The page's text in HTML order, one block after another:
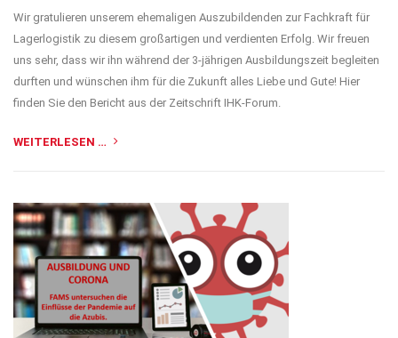
Wir gratulieren unserem ehemaligen Auszubildenden zur Fachkraft für
Lagerlogistik zu diesem großartigen und verdienten Erfolg. Wir freuen
uns sehr, dass wir ihn während der 3-jährigen Ausbildungszeit begleiten
durften und wünschen ihm für die Zukunft alles Liebe und Gute! Hier
finden Sie den Bericht aus der Zeitschrift IHK-Forum.
WEITERLESEN …